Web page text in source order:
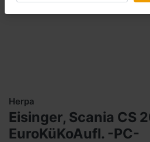
Herpa
Eisinger, Scania CS
EuroKüKoAufl. -PC-